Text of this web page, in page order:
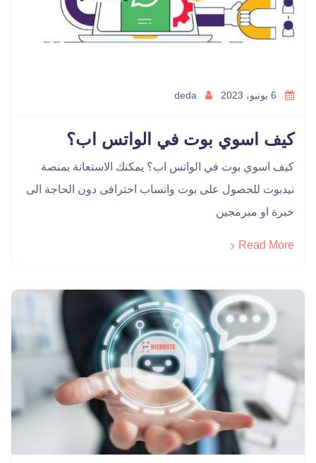
6 يونيو، 2023
كيف اسوي بوت في الواتس اب؟
كيف اسوي بوت في الواتس اب؟ يمكنك الاستعانة بمنصة
نيدبوت للحصول على بوت واتساب احترافى دون الحاجة الى
خبرة او مبرمجين
Read More